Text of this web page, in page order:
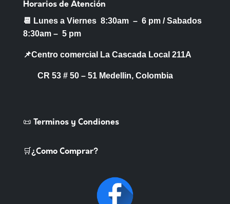
Horarios de Atención
📆 Lunes a Viernes 8:30am – 6 pm /Sabados
8:30am – 5 pm
📌Centro comercial La Cascada Local 211A
CR 53 # 50 – 51 Medellin, Colombia
📜 Terminos y Condiones
🛒¿Como Comprar?